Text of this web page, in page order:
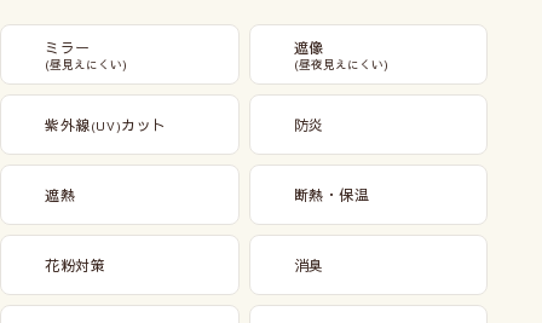
ミラー
(昼見えにくい)
遮像
(昼夜見えにくい)
紫外線(UV)カット 防炎
遮熱 断熱・保温
花粉対策 消臭